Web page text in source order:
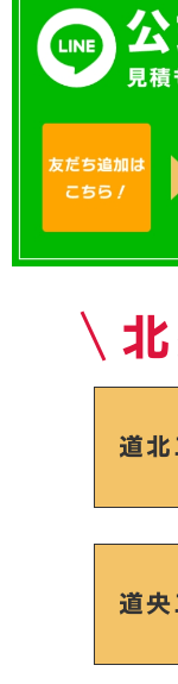
北
道北
道央